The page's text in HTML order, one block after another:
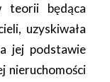
teorii będąca
uzyskiwała
jej podstawie
nieruchomości